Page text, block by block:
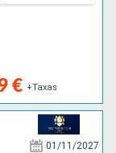
€ +Taxas
01/11/2027